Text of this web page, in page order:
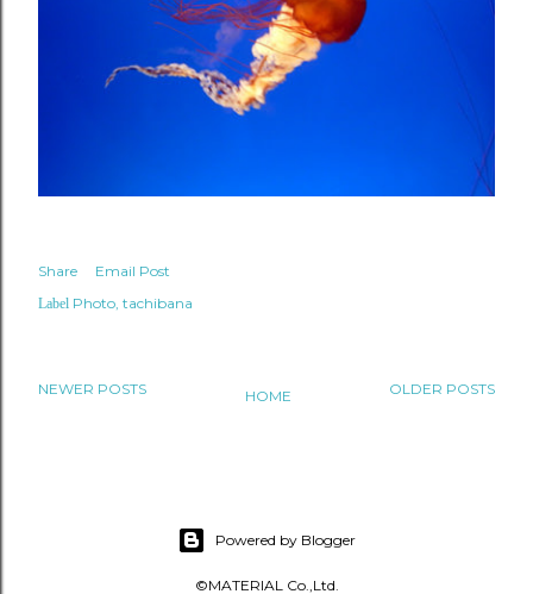
Share Email Post
Label Photo tachibana
NEWER POSTS OLDER POSTS
HOME
Powered by Blogger
©MATERIAL Co.,Ltd.